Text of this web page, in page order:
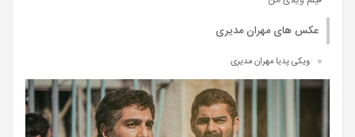
عکس های مهران مدیری
ویکی پدیا مهران مدیری